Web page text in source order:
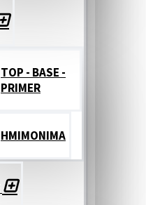
TOP - BASE -
PRIMER
ΗΜΙΜΟΝΙΜΑ